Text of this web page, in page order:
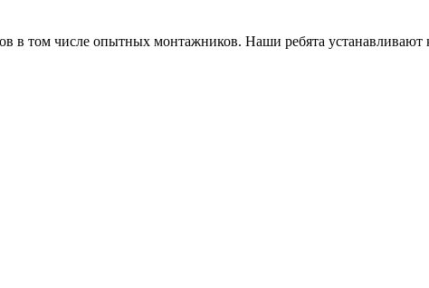
в том числе опытных монтажников. Наши ребята